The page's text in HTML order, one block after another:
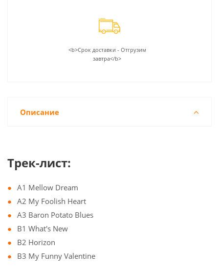
<b>Срок доставки - Отгрузим
завтра</b>
Описание
Трек-лист:
A1 Mellow Dream
A2 My Foolish Heart
A3 Baron Potato Blues
B1 What's New
B2 Horizon
B3 My Funny Valentine